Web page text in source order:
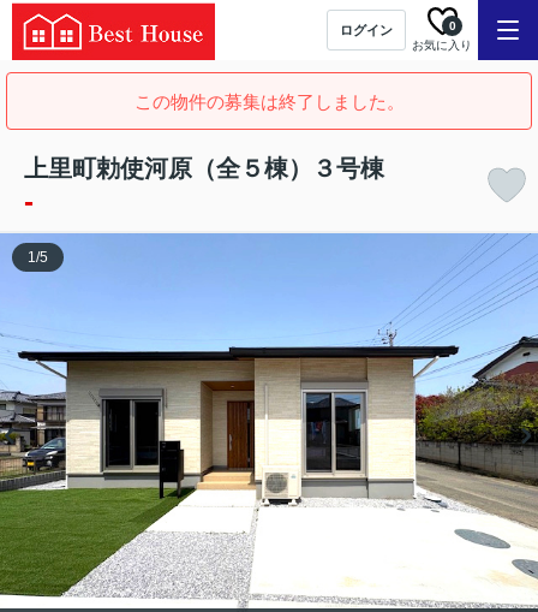
ログイン
お気に入り
0
この物件の募集は終了しました。
上里町勅使河原（全５棟）３号棟
-
1/5